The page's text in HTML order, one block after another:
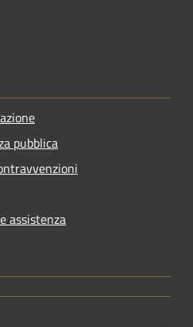
pubblica
assistenza